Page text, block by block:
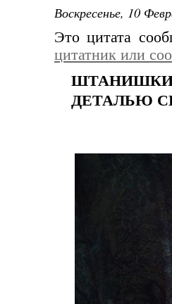
Воскресенье, 10
Это цитата
цитатник или
ДЕТАЛЬЮ